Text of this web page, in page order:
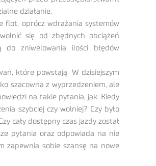
działanie.
flot, oprócz wdrażania systemów
się od zbędnych obciążeń
zniwelowania ilości błędów
które powstają. W dzisiejszym
szacowna z wyprzedzeniem, ale
na takie pytania, jak: Kiedy
szybciej czy wolniej? Czy było
cały dostępny czas jazdy został
pytania oraz odpowiada na nie
zapewnia sobie szansę na nowe